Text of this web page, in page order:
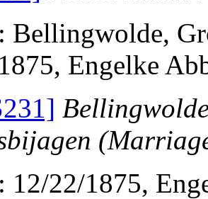
: Bellingwolde,
Engelke
: 12/22/1875,